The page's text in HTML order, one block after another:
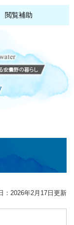
閲覧補助
：2026年2月17日更新